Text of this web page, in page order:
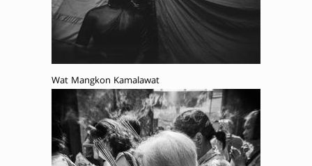
Wat Mangkon Kamalawat